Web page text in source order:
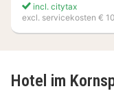
incl. citytax
excl. servicekosten €
Hotel im